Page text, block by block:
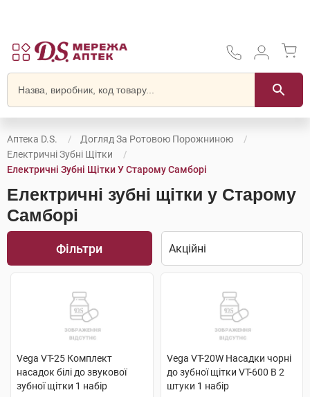
Аптека D.S.
Догляд За Ротовою Порожниною
Електричні Зубні Щітки
Електричні Зубні Щітки У Старому Самборі
Електричні зубні щітки у Старому
Самборі
Фільтри
Vega VT-25 Комплект
насадок білі до звукової
зубної щітки 1 набір
Vega VT-20W Насадки чорні
до зубної щітки VT-600 В 2
штуки 1 набір